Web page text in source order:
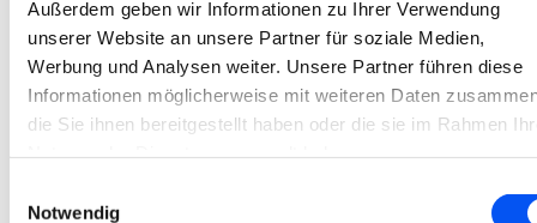
Außerdem geben wir Informationen zu Ihrer Verwendung
unserer Website an unsere Partner für soziale Medien,
Werbung und Analysen weiter. Unsere Partner führen diese
Informationen möglicherweise mit weiteren Daten
die Sie ihnen bereitgestellt haben oder die sie im Rahmen
Notwendig